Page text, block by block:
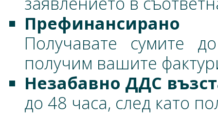
Получaвате сумите
получим вашите
Незабавно ДДС
до 48 часа, след като